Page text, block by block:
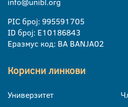
PIC број: 995591705
ID број: E10186843
Еразмус код: BA BANJA02
Корисни линкови
Универзитет